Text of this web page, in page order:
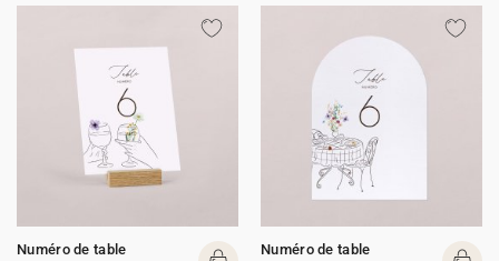
Numéro de table
Numéro de table